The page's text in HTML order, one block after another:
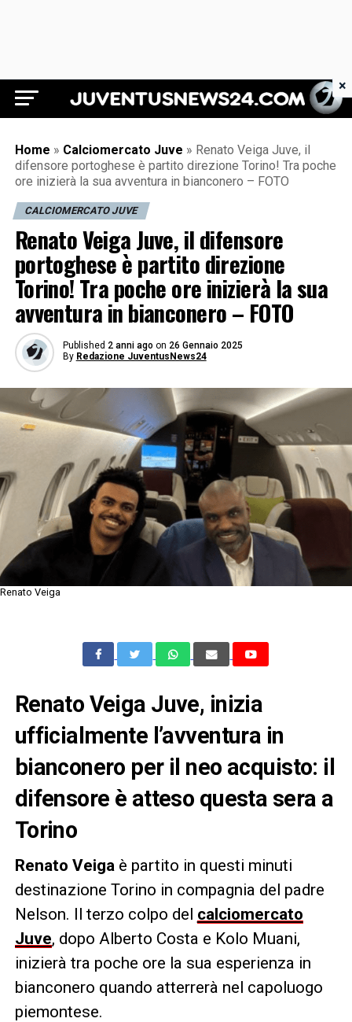
Juventus News 24
Home » Calciomercato Juve » Renato Veiga Juve, il
difensore portoghese è partito direzione Torino! Tra poche
ore inizierà la sua avventura in bianconero – FOTO
CALCIOMERCATO JUVE
Renato Veiga Juve, il difensore
portoghese è partito direzione
Torino! Tra poche ore inizierà la sua
avventura in bianconero – FOTO
Published 2 anni ago on 26 Gennaio 2025
By Redazione JuventusNews24
Renato Veiga
Renato Veiga Juve, inizia
ufficialmente l’avventura in
bianconero per il neo acquisto: il
difensore è atteso questa sera a
Torino
Renato Veigaè partito in questi minuti
destinazione Torino in compagnia del padre
Nelson. Il terzo colpo del calciomercato
Juve, dopo Alberto Costa e Kolo Muani,
inizierà tra poche ore la sua esperienza in
bianconero quando atterrerà nel capoluogo
piemontese.
×